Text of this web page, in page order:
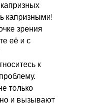
капризными!
зрения
её и с
к
только
и вызывают